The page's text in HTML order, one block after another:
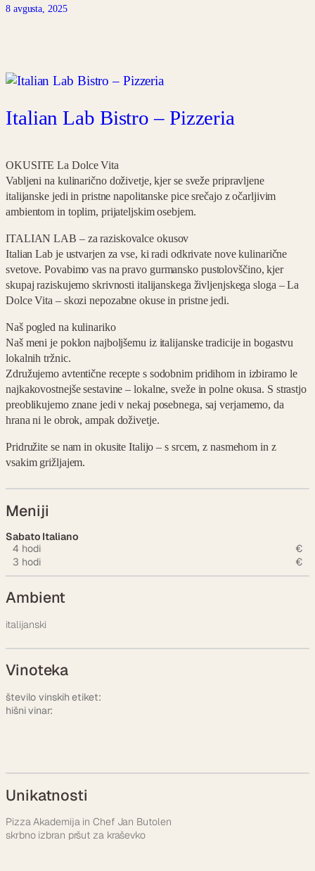
8 avgusta, 2025
Italian Lab Bistro – Pizzeria
OKUSITE La Dolce Vita
Vabljeni na kulinarično doživetje, kjer se sveže pripravljene
italijanske jedi in pristne napolitanske pice srečajo z očarljivim
ambientom in toplim, prijateljskim osebjem.
ITALIAN LAB – za raziskovalce okusov
Italian Lab je ustvarjen za vse, ki radi odkrivate nove kulinarične
svetove. Povabimo vas na pravo gurmansko pustolovščino, kjer
skupaj raziskujemo skrivnosti italijanskega življenjskega sloga – La
Dolce Vita – skozi nepozabne okuse in pristne jedi.
Naš pogled na kulinariko
Naš meni je poklon najboljšemu iz italijanske tradicije in bogastvu
lokalnih tržnic.
Združujemo avtentične recepte s sodobnim pridihom in izbiramo le
najkakovostnejše sestavine – lokalne, sveže in polne okusa. S strastjo
preoblikujemo znane jedi v nekaj posebnega, saj verjamemo, da
hrana ni le obrok, ampak doživetje.
Pridružite se nam in okusite Italijo – s srcem, z nasmehom in z
vsakim grižljajem.
Meniji
Sabato Italiano
4 hodi
3 hodi
€
€
Ambient
italijanski
Vinoteka
število vinskih etiket:
hišni vinar:
Unikatnosti
Pizza Akademija in Chef Jan Butolen
skrbno izbran pršut za kraševko